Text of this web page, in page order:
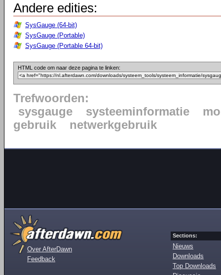
Andere edities:
SysGauge (64-bit)
SysGauge (Portable)
SysGauge (Portable 64-bit)
HTML code om naar deze pagina te linken:
Trefwoorden:
sysgauge
systeeminformatie
gebruik
netwerkgebruik
Over AfterDawn
Feedback
Sections:
Nieuws
Downloads
Top Downloads